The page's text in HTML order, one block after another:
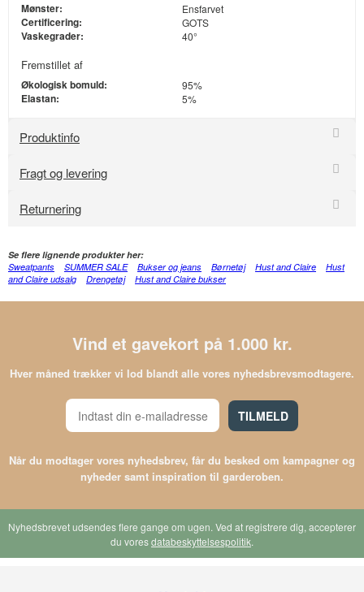
Mønster: Ensfarvet
Certificering: GOTS
Vaskegrader: 40°
Fremstillet af
Økologisk bomuld: 95%
Elastan: 5%
Produktinfo
Fragt og levering
Returnering
Se flere lignende produkter her:
Sweatpants
SUMMER SALE Bukser og jeans Børnetøj Hust and Claire
Hust
and Claire udsalg
Drengetøj Hust and Claire bukser
Vind et gavekort på 1.000 kr.
Hver måned trækker vi lod blandt alle vores nyhedsbrevsmodtagere.
TILMELD
Når du modtager vores nyhedsbrev, får du besked om kampagner og
nyheder samt inspiration til garderoben.
Nyhedsbrevet udsendes flere gange om ugen. Ved at registrere dig, accepterer
du voresdatabeskyttelsespolitik.